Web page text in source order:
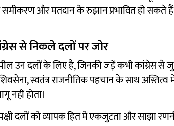
समीकरण और मतदान के रुझान प्रभावित हो सकते
से निकले दलों पर जोर
उन दलों के लिए है, जिनकी जड़ें कभी कांग्रेस से
स्वतंत्र राजनीतिक पहचान के साथ
नहीं होता।
दलों को व्यापक हित में एकजुटता और साझा